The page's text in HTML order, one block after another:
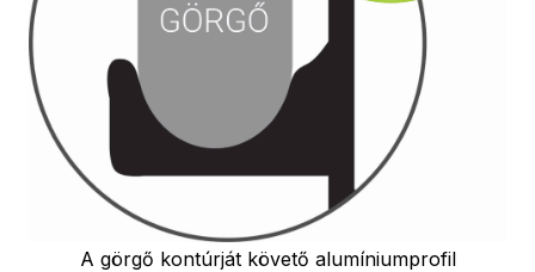
A görgő kontúrját követő alumíniumprofil